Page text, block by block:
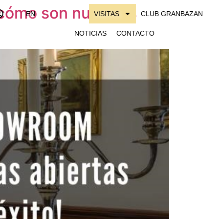
EN VISITAS CLUB GRANBAZAN
NOTICIAS CONTACTO
son nuestras